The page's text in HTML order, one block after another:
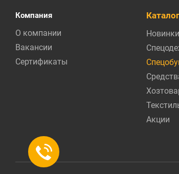
Компания
О компании
Вакансии
Сертификаты
Каталог
Новинки
Акции